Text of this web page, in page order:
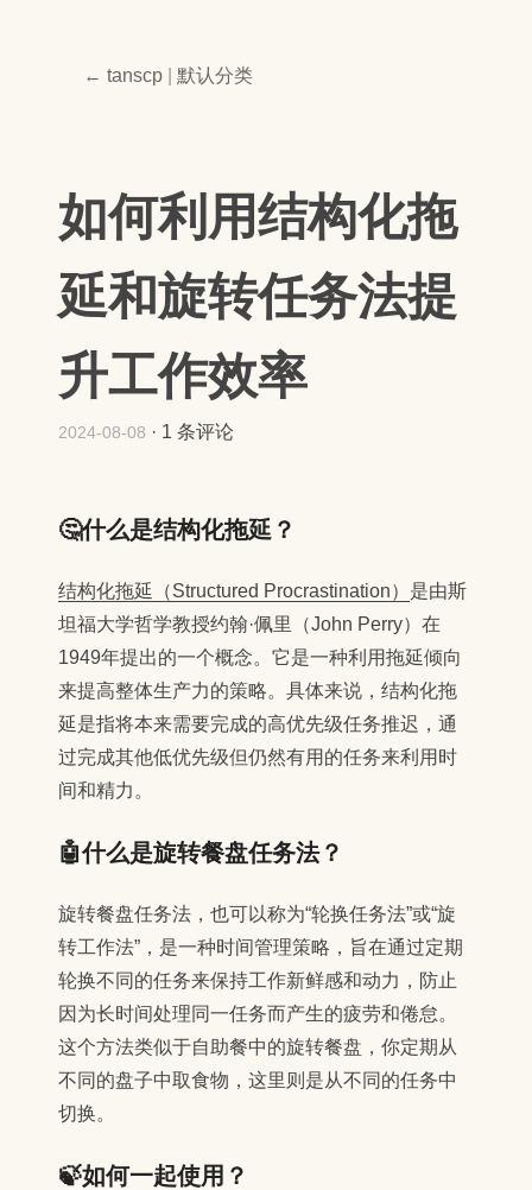
← tanscp 默认分类
如何利用结构化拖
延和旋转任务法提
升工作效率
2024-08-08 · 1 条评论
🤔什么是结构化拖延？
结构化拖延（Structured Procrastination） 是由斯
坦福大学哲学教授约翰·佩里（John Perry）在
1949年提出的一个概念。它是一种利用拖延倾向
来提高整体生产力的策略。具体来说，结构化拖
延是指将本来需要完成的高优先级任务推迟，通
过完成其他低优先级但仍然有用的任务来利用时
间和精力。
🤖什么是旋转餐盘任务法？
旋转餐盘任务法，也可以称为“轮换任务法”或“旋
转工作法”，是一种时间管理策略，旨在通过定期
轮换不同的任务来保持工作新鲜感和动力，防止
因为长时间处理同一任务而产生的疲劳和倦怠。
这个方法类似于自助餐中的旋转餐盘，你定期从
不同的盘子中取食物，这里则是从不同的任务中
切换。
🍃如何一起使用？